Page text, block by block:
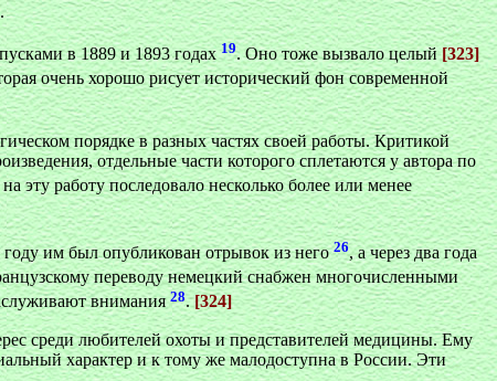
.
в 1889 и 1893 годах19. Оно тоже вызвало целый[323]
очень хорошо рисует исторический фон современной
порядке в разных частях своей работы. Критикой
отдельные части которого сплетаются у автора по
эту работу последовало несколько более или менее
им был опубликован отрывок из него26, а через два года
переводу немецкий снабжен многочисленными
внимания28.[324]
среди любителей охоты и представителей медицины. Ему
характер и к тому же малодоступна в России. Эти